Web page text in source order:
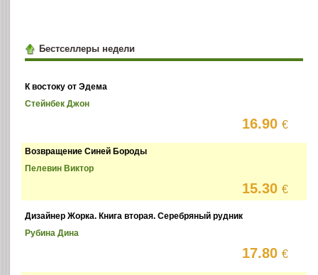
Бестселлеры недели
К востоку от Эдема
Стейнбек Джон
16.90€
Возвращение Синей Бороды
Пелевин Виктор
15.30€
Дизайнер Жорка. Книга вторая. Серебряный рудник
Рубина Дина
17.80€